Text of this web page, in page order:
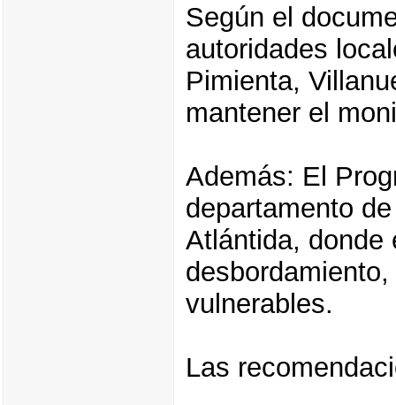
Según el
autoridades
Pimienta,
mantener el
Además: El
departamento
Atlántida, donde
vulnerables.
Las